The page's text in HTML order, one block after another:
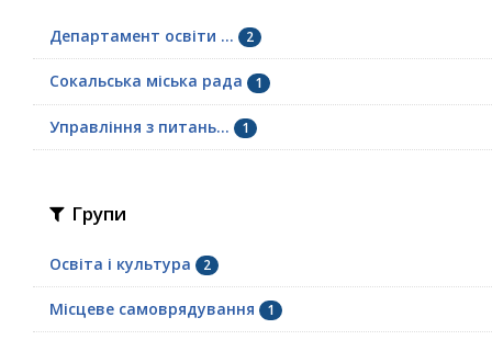
Департамент освіти ... 2
Сокальська міська рада 1
Управління з питань... 1
Групи
Освіта і культура 2
Місцеве самоврядування 1